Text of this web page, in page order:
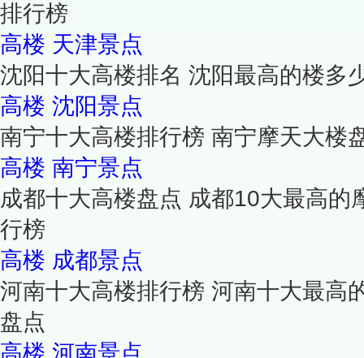
排行榜
高楼 天津景点
沈阳十大高楼排名 沈阳最高的楼多
高楼 沈阳景点
南宁十大高楼排行榜 南宁摩天大楼
高楼 南宁景点
成都十大高楼盘点 成都10大最高的
行榜
高楼 成都景点
河南十大高楼排行榜 河南十大最高
盘点
高楼 河南景点